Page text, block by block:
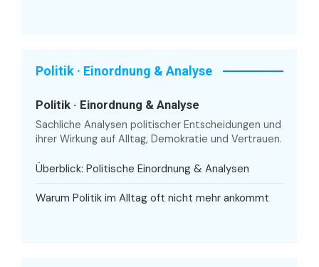
Politik · Einordnung & Analyse
Politik · Einordnung & Analyse
Sachliche Analysen politischer Entscheidungen und
ihrer Wirkung auf Alltag, Demokratie und Vertrauen.
Überblick: Politische Einordnung & Analysen
Warum Politik im Alltag oft nicht mehr ankommt